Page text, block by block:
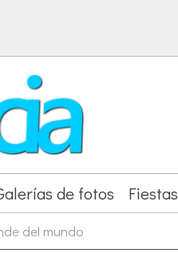
de fotos Fiestas
del mundo